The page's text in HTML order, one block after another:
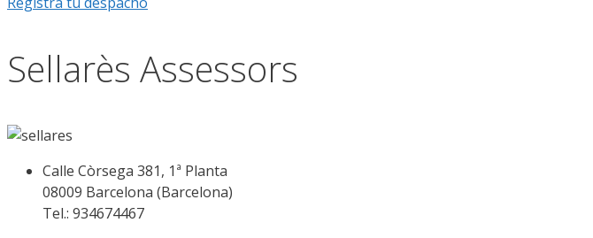
Sellarès Assessors
Calle Còrsega 381, 1ª Planta
08009 Barcelona (Barcelona)
Tel.: 934674467